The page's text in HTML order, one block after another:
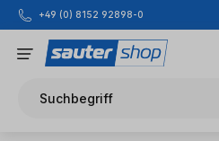
Zum Hauptinhalt springen
+49 (0) 8152 92898-0
Suchbegriff